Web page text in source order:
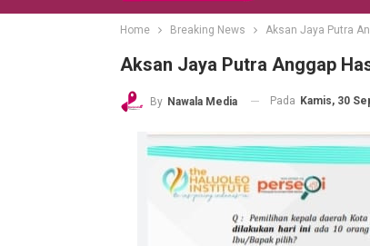
Home Breaking News Aksan Jaya Putra
Aksan Jaya Putra Anggap
By Nawala Media Pada Kamis, 30